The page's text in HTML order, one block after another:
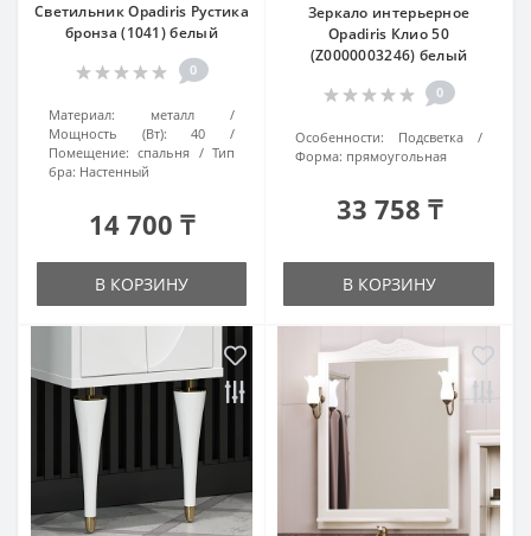
Светильник Opadiris Рустика
бронза (1041) белый
0
Материал:
металл
Мощность (Вт):
40
Помещение: спальня
Тип
бра: Настенный
14 700 ₸
В КОРЗИНУ
Зеркало интерьерное
Opadiris Клио 50
(Z0000003246) белый
0
Особенности:
Подсветка
Форма: прямоугольная
33 758 ₸
В КОРЗИНУ